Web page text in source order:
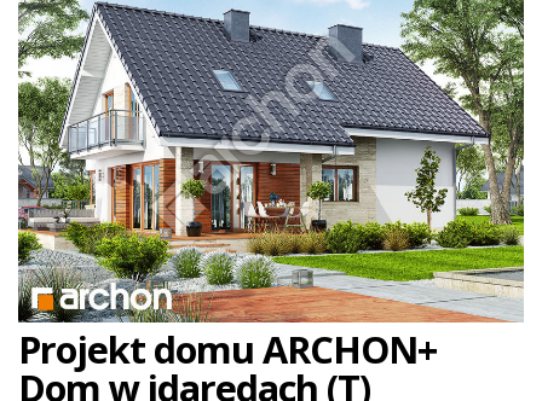
Projekt domu ARCHON+
Dom w idaredach (T)